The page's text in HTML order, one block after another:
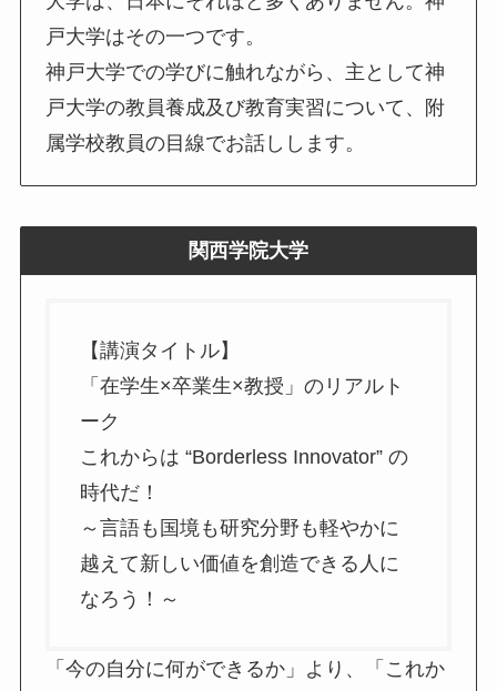
戸大学はその一つです。
神戸大学での学びに触れながら、主として神
戸大学の教員養成及び教育実習について、附
属学校教員の目線でお話しします。
関西学院大学
【講演タイトル】
「在学生×卒業生×教授」のリアルト
ーク
これからは “Borderless Innovator” の
時代だ！
～言語も国境も研究分野も軽やかに
越えて新しい価値を創造できる人に
なろう！～
「今の自分に何ができるか」より、「これか